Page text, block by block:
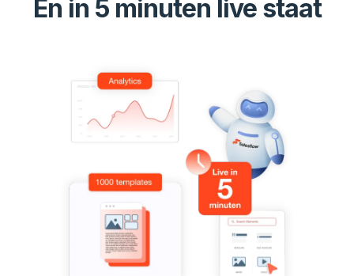
En in 5 minuten live staat